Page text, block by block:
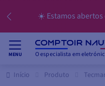
☀️ Estamos
MENU O especialista em
Início Produto